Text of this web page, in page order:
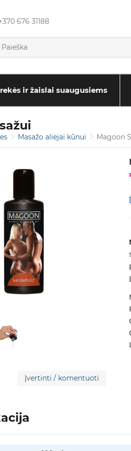
676 31188
ir žaislai suaugusiems
Masažo aliejai kūnui Magoon
Įvertinti / komentuoti